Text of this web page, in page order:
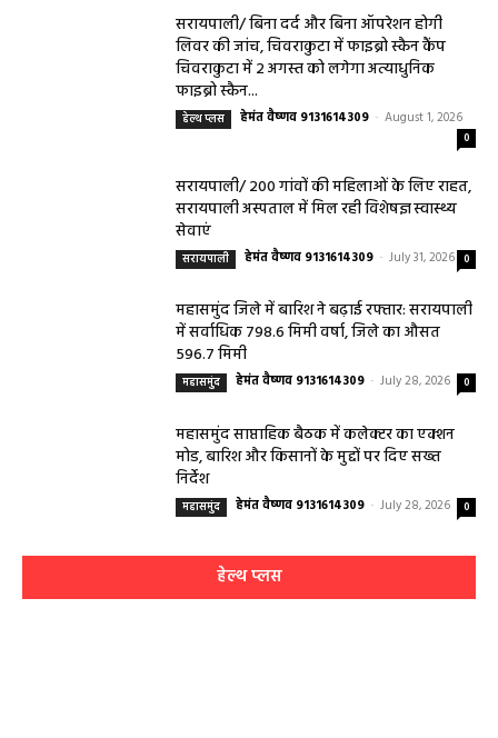
सरायपाली/ बिना दर्द और बिना ऑपरेशन होगी
लिवर की जांच, चिवराकुटा में फाइब्रो स्कैन कैंप
चिवराकुटा में 2 अगस्त को लगेगा अत्याधुनिक
फाइब्रो स्कैन...
हेल्थ प्लस हेमंत वैष्णव 9131614309 - August 1, 2026
0
सरायपाली/ 200 गांवों की महिलाओं के लिए राहत,
सरायपाली अस्पताल में मिल रही विशेषज्ञ स्वास्थ्य
सेवाएं
सरायपाली हेमंत वैष्णव 9131614309 - July 31, 2026 0
महासमुंद जिले में बारिश ने बढ़ाई रफ्तार: सरायपाली
में सर्वाधिक 798.6 मिमी वर्षा, जिले का औसत
596.7 मिमी
महासमुंद हेमंत वैष्णव 9131614309 - July 28, 2026 0
महासमुंद साप्ताहिक बैठक में कलेक्टर का एक्शन
मोड, बारिश और किसानों के मुद्दों पर दिए सख्त
निर्देश
महासमुंद हेमंत वैष्णव 9131614309 - July 28, 2026 0
हेल्थ प्लस